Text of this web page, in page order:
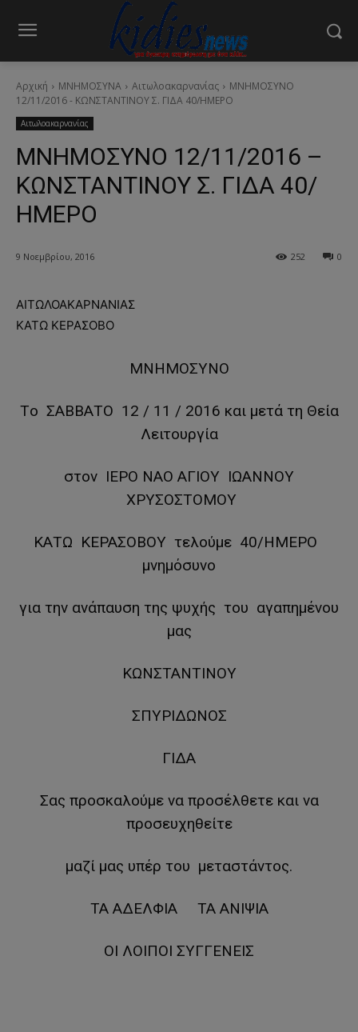
Αρχική ΜΝΗΜΟΣΥΝΑ Αιτωλοακαρνανίας
ΜΝΗΜΟΣΥΝΟ
12/11/2016 - ΚΩΝΣΤΑΝΤΙΝΟΥ Σ. ΓΙΔΑ 40/ΗΜΕΡΟ
Αιτωλοακαρνανίας
ΜΝΗΜΟΣΥΝΟ 12/11/2016 –
ΚΩΝΣΤΑΝΤΙΝΟΥ Σ. ΓΙΔΑ 40/
ΗΜΕΡΟ
9 Νοεμβρίου, 2016 0
252
ΑΙΤΩΛΟΑΚΑΡΝΑΝΙΑΣ
ΚΑΤΩ ΚΕΡΑΣΟΒΟ
ΜΝΗΜΟΣΥΝΟ
Τo ΣΑΒΒΑΤΟ 12 / 11 / 2016 και μετά τη Θεία
Λειτουργία
στον ΙΕΡΟ ΝΑΟ ΑΓΙΟΥ ΙΩΑΝΝΟΥ
ΧΡΥΣΟΣΤΟΜΟΥ
ΚΑΤΩ ΚΕΡΑΣΟΒΟΥ τελούμε 40/ΗΜΕΡΟ
μνημόσυνο
για την ανάπαυση της ψυχής του αγαπημένου
μας
ΚΩΝΣΤΑΝΤΙΝΟΥ
ΣΠΥΡΙΔΩΝΟΣ
ΓΙΔΑ
Σας προσκαλούμε να προσέλθετε και να
προσευχηθείτε
μαζί μας υπέρ του μεταστάντος.
ΤΑ ΑΔΕΛΦΙΑ ΤΑ ΑΝΙΨΙΑ
ΟΙ ΛΟΙΠΟΙ ΣΥΓΓΕΝΕΙΣ